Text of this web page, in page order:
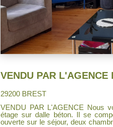
29200 BREST
VENDU PAR L'AGENCE Nous
étage sur dalle béton. Il se
ouverte sur le séjour, deux chambres,